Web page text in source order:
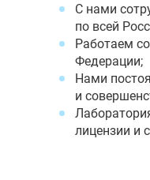
С нами
по всей
Работаем
Федерации;
Нами
и
лицензии и